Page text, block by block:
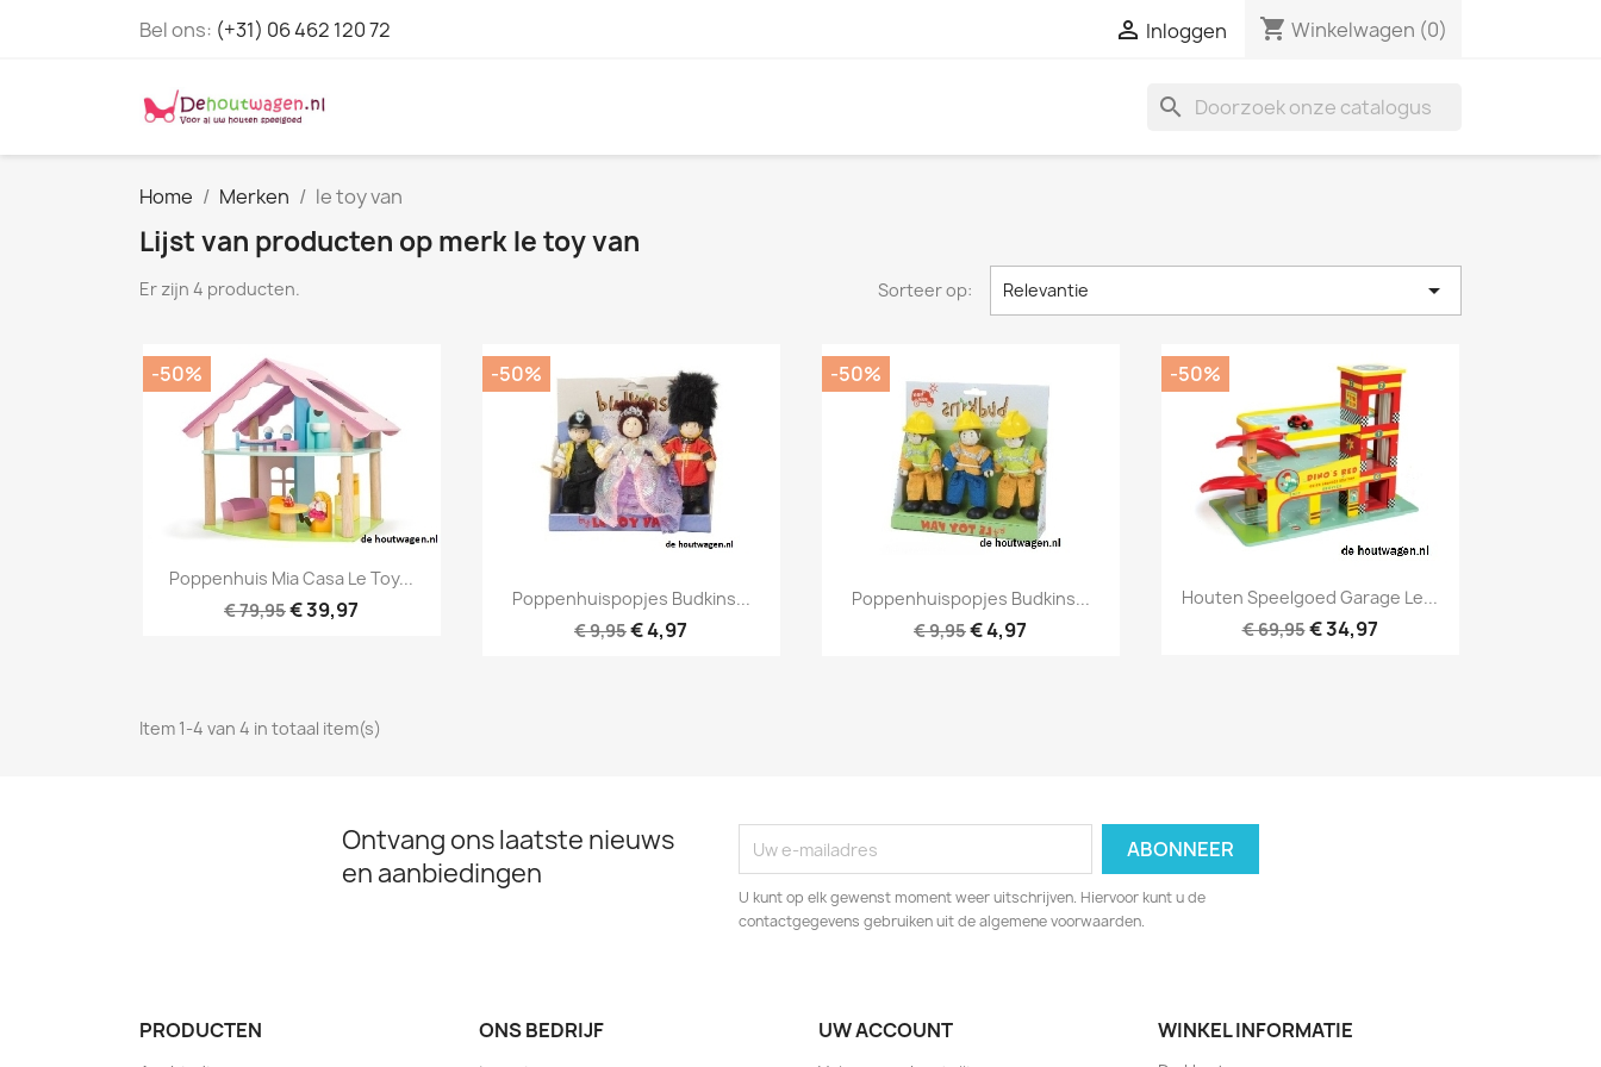
Bel ons: (+31) 06 462 120 72  Inloggen shopping_cart Winkelwagen (0)
search
Home Merken le toy van
Lijst van producten op merk le toy van
Er zijn 4 producten. Sorteer op: Relevantie 
Snel bekijken
Poppenhuis Mia Casa Le Toy...
€ 79,95€ 39,97
-50%
Snel bekijken
Poppenhuispopjes Budkins...
€ 9,95€ 4,97
-50%
Snel bekijken
Poppenhuispopjes Budkins...
€ 9,95€ 4,97
-50%
Snel bekijken
Houten Speelgoed Garage Le...
€ 69,95€ 34,97
-50%
Item 1-4 van 4 in totaal item(s)
Ontvang ons laatste nieuws
en aanbiedingen
U kunt op elk gewenst moment weer uitschrijven. Hiervoor kunt u de
contactgegevens gebruiken uit de algemene voorwaarden.
PRODUCTEN ONS BEDRIJF UW ACCOUNT WINKEL INFORMATIE